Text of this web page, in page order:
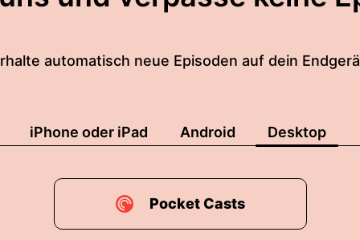
automatisch neue Episoden auf dein
iPhone oder iPad Android Desktop
Pocket Casts